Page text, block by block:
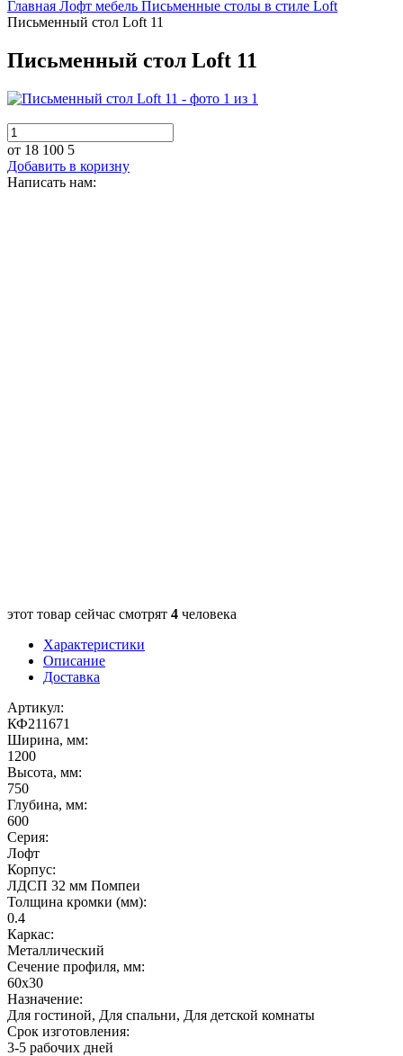
Главная Лофт мебель Письменные столы в стиле Loft
Письменный стол Loft 11
Письменный стол Loft 11
от 18 100 5
Добавить в коризну
Написать нам:
этот товар сейчас смотрят 4 человека
Характеристики
Описание
Доставка
Артикул:
КФ211671
Ширина, мм:
1200
Высота, мм:
750
Глубина, мм:
600
Серия:
Лофт
Корпус:
ЛДСП 32 мм Помпеи
Толщина кромки (мм):
0.4
Каркас:
Металлический
Сечение профиля, мм:
60х30
Назначение:
Для гостиной, Для спальни, Для детской комнаты
Срок изготовления:
3-5 рабочих дней